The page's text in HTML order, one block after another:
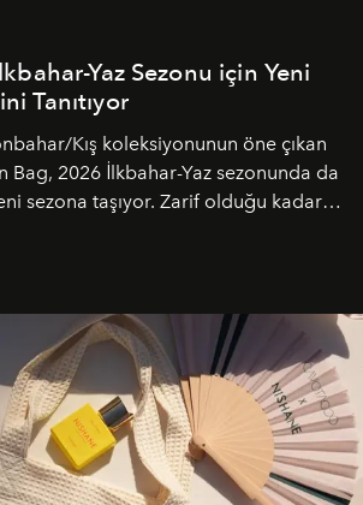
Yaz Sezonu için Yeni
Tanıtıyor
Kış koleksiyonunun öne çıkan
Bag, 2026 İlkbahar-Yaz sezonunda da
sezona taşıyor. Zarif olduğu kadar